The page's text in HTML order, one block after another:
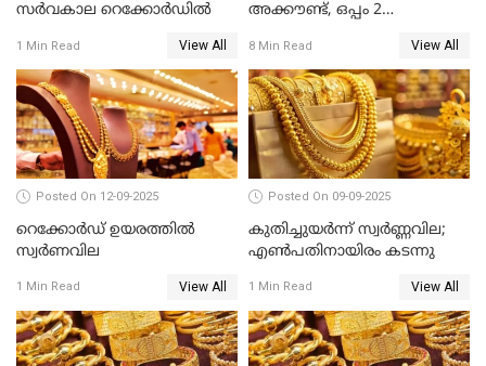
സർവകാല റെക്കോർഡിൽ
1 Min Read View All
അക്കൗണ്ട്, ഒപ്പം 2
ജൻ ധൻ നേട്ടങ്ങൾ അറിയാം
8 Min Read View All
Posted On 12-09-2025
റെക്കോര്‍ഡ് ഉയരത്തിൽ
സ്വര്‍ണവില
1 Min Read View All
Posted On 09-09-2025
കുതിച്ചുയർന്ന് സ്വർണ്ണവില;
എണ്‍പതിനായിരം കടന്നു
1 Min Read View All